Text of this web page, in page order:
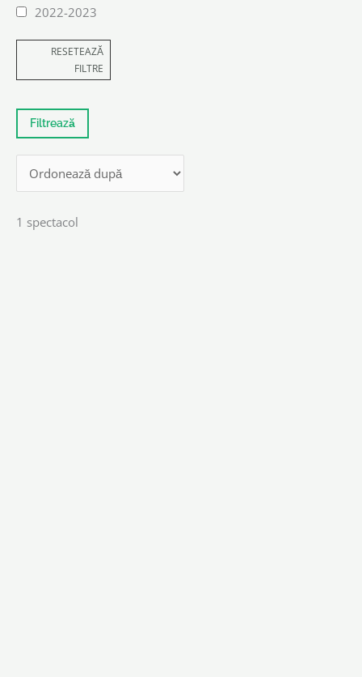
2022-2023
RESETEAZĂ
FILTRE
1 spectacol